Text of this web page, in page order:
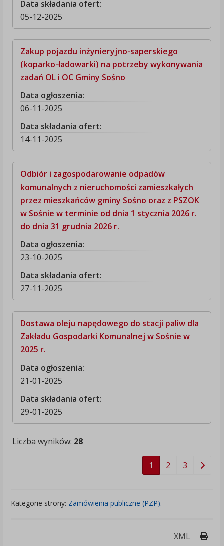
Data składania ofert:
05-12-2025
Zakup pojazdu inżynieryjno-saperskiego
(koparko-ładowarki) na potrzeby wykonywania
zadań OL i OC Gminy Sośno
Data ogłoszenia:
06-11-2025
Data składania ofert:
14-11-2025
Odbiór i zagospodarowanie odpadów
komunalnych z nieruchomości zamieszkałych
przez mieszkańców gminy Sośno oraz z PSZOK
w Sośnie w terminie od dnia 1 stycznia 2026 r.
do dnia 31 grudnia 2026 r.
Data ogłoszenia:
23-10-2025
Data składania ofert:
27-11-2025
Dostawa oleju napędowego do stacji paliw dla
Zakładu Gospodarki Komunalnej w Sośnie w
2025 r.
Data ogłoszenia:
21-01-2025
Data składania ofert:
29-01-2025
Liczba wyników: 28
1 2 3
Kategorie strony: Zamówienia publiczne (PZP).
XML